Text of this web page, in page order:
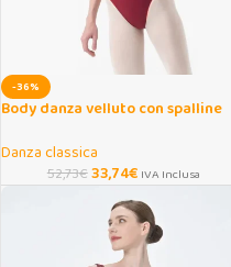
-36%
Body danza velluto con spalline
Danza classica
52,73€33,74€ IVA Inclusa